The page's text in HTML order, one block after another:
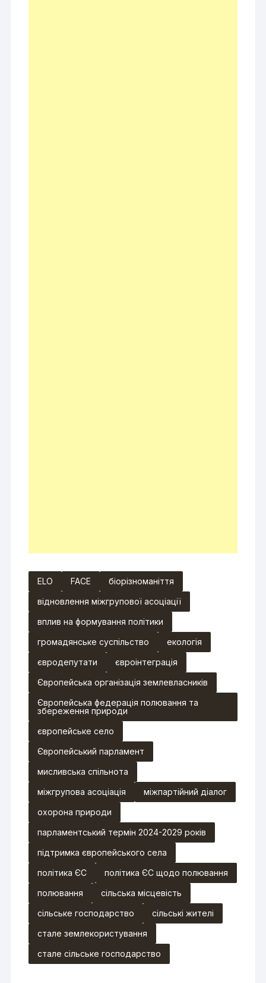
ELO FACE
біорізноманіття
відновлення міжгрупової асоціації
вплив на формування політики
громадянське суспільство
екологія
євродепутати
євроінтеграція
Європейська організація землевласників
Європейська федерація полювання та
збереження природи
європейське село
Європейський парламент
мисливська спільнота
міжгрупова асоціація
міжпартійний діалог
охорона природи
парламентський термін 2024-2029 років
підтримка європейського села
політика ЄС
політика ЄС щодо полювання
полювання
сільська місцевість
сільське господарство
сільські жителі
стале землекористування
стале сільське господарство